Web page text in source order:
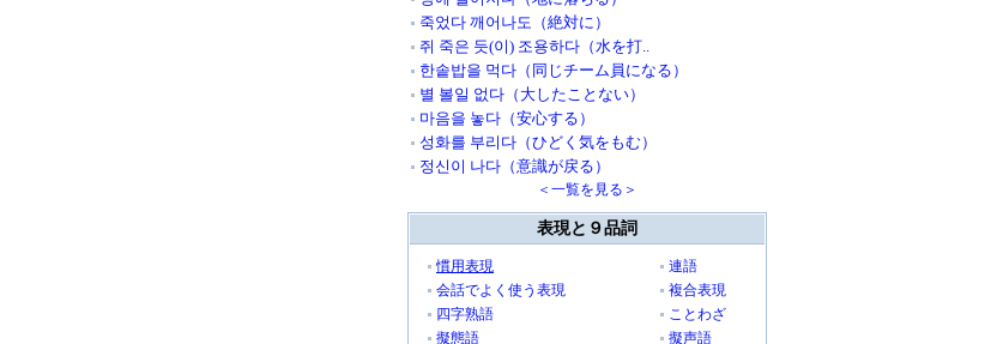
죽었다 깨어나도（絶対に）
쥐 죽은 듯(이) 조용하다（水を打..
한솥밥을 먹다（同じチーム員になる）
별 볼일 없다（大したことない）
마음을 놓다（安心する）
성화를 부리다（ひどく気をもむ）
정신이 나다（意識が戻る）
＜一覧を見る＞
表現と９品詞
慣用表現
連語
会話でよく使う表現
複合表現
四字熟語
ことわざ
擬態語
擬声語